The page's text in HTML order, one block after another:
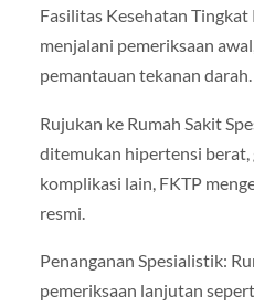
Fasilitas Kesehatan Tingkat
menjalani pemeriksaan
pemantauan tekanan darah.
Rujukan ke Rumah Sakit
ditemukan hipertensi berat,
komplikasi lain, FKTP
resmi.
Penanganan Spesialistik:
pemeriksaan lanjutan